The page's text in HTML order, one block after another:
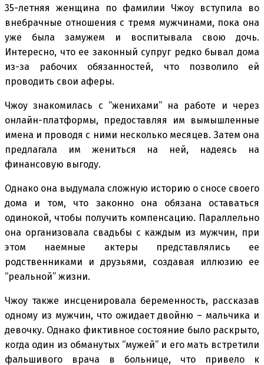
35-летняя женщина по фамилии Чжоу вступила во
внебрачные отношения с тремя мужчинами, пока она
уже была замужем и воспитывала свою дочь.
Интересно, что ее законный супруг редко бывал дома
из-за рабочих обязанностей, что позволило ей
проводить свои аферы.
Чжоу знакомилась с “женихами” на работе и через
онлайн-платформы, предоставляя им вымышленные
имена и проводя с ними несколько месяцев. Затем она
предлагала им жениться на ней, надеясь на
финансовую выгоду.
Однако она выдумала сложную историю о сносе своего
дома и том, что законно она обязана оставаться
одинокой, чтобы получить компенсацию. Параллельно
она организовала свадьбы с каждым из мужчин, при
этом наемные актеры представлялись ее
родственниками и друзьями, создавая иллюзию ее
“реальной” жизни.
Чжоу также инсценировала беременность, рассказав
одному из мужчин, что ожидает двойню – мальчика и
девочку. Однако фиктивное состояние было раскрыто,
когда один из обманутых “мужей” и его мать встретили
фальшивого врача в больнице, что привело к